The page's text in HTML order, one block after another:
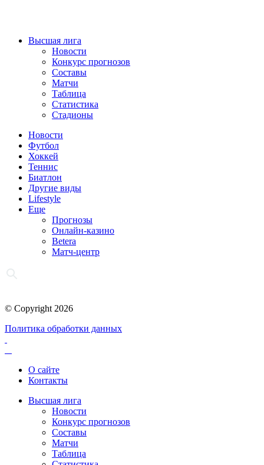
Высшая лига
Новости
Конкурс прогнозов
Составы
Матчи
Таблица
Статистика
Стадионы
Новости
Футбол
Хоккей
Теннис
Биатлон
Другие виды
Lifestyle
Еще
Прогнозы
Онлайн-казино
Betera
Матч-центр
© Copyright 2026
Политика обработки данных
О сайте
Контакты
Высшая лига
Новости
Конкурс прогнозов
Составы
Матчи
Таблица